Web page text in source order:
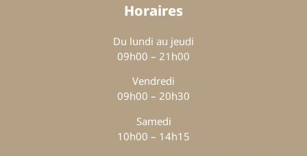
Horaires
Du lundi au jeudi
09h00 – 21h00
Vendredi
09h00 – 20h30
Samedi
10h00 – 14h15